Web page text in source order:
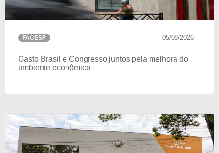
FACESP 05/08/2026
Gasto Brasil e Congresso juntos pela melhora do
ambiente econômico